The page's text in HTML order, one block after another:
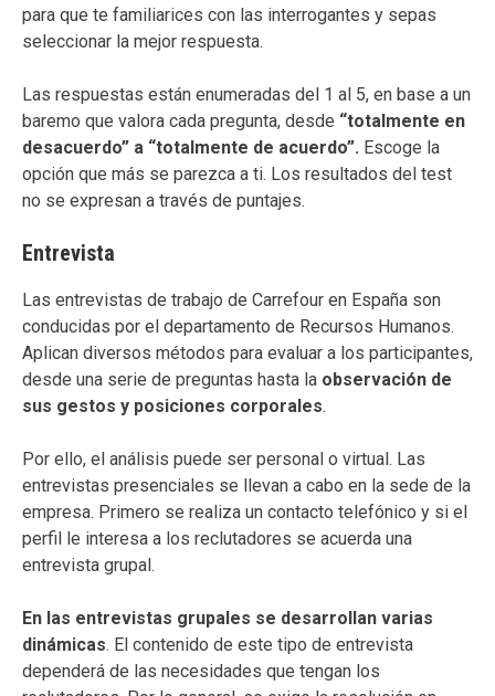
para que te familiarices con las interrogantes y sepas
seleccionar la mejor respuesta.
Las respuestas están enumeradas del 1 al 5, en base a un
baremo que valora cada pregunta, desde “totalmente en
desacuerdo” a “totalmente de acuerdo”. Escoge la
opción que más se parezca a ti. Los resultados del test
no se expresan a través de puntajes.
Entrevista
Las entrevistas de trabajo de Carrefour en España son
conducidas por el departamento de Recursos Humanos.
Aplican diversos métodos para evaluar a los participantes,
desde una serie de preguntas hasta la observación de
sus gestos y posiciones corporales.
Por ello, el análisis puede ser personal o virtual. Las
entrevistas presenciales se llevan a cabo en la sede de la
empresa. Primero se realiza un contacto telefónico y si el
perfil le interesa a los reclutadores se acuerda una
entrevista grupal.
En las entrevistas grupales se desarrollan varias
dinámicas. El contenido de este tipo de entrevista
dependerá de las necesidades que tengan los